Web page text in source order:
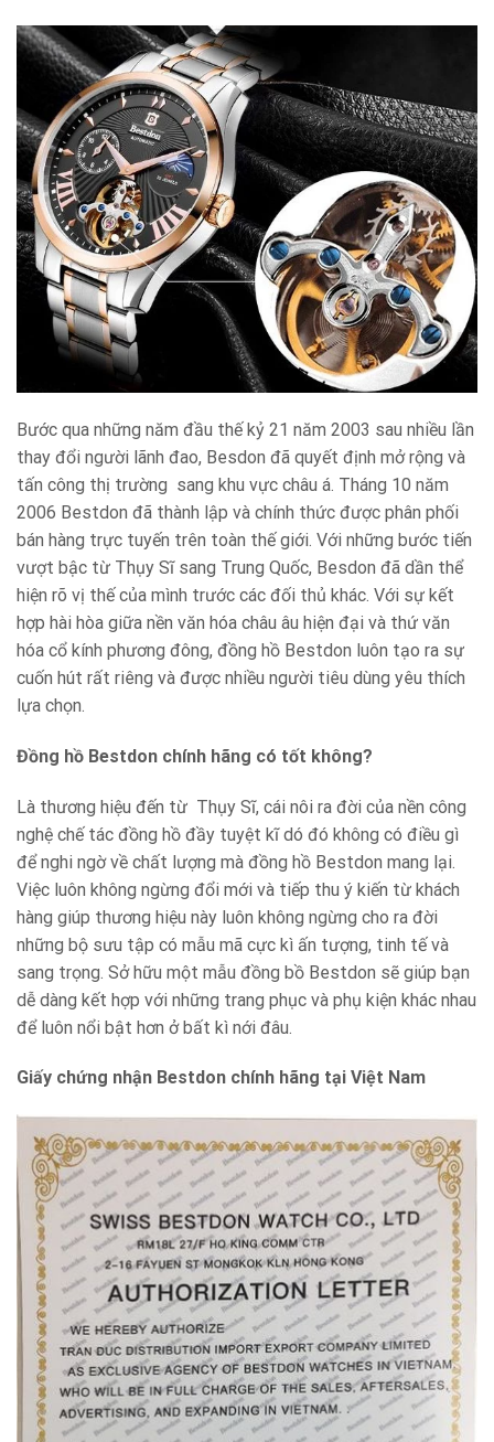
Bước qua những năm đầu thế kỷ 21 năm 2003 sau nhiều lần
thay đổi người lãnh đao, Besdon đã quyết định mở rộng và
tấn công thị trường sang khu vực châu á. Tháng 10 năm
2006 Bestdon đã thành lập và chính thức được phân phối
bán hàng trực tuyến trên toàn thế giới. Với những bước tiến
vượt bậc từ Thụy Sĩ sang Trung Quốc, Besdon đã dần thể
hiện rõ vị thế của mình trước các đối thủ khác. Với sự kết
hợp hài hòa giữa nền văn hóa châu âu hiện đại và thứ văn
hóa cổ kính phương đông, đồng hồ Bestdon luôn tạo ra sự
cuốn hút rất riêng và được nhiều người tiêu dùng yêu thích
lựa chọn.
Đồng hồ Bestdon chính hãng có tốt không?
Là thương hiệu đến từ Thụy Sĩ, cái nôi ra đời của nền công
nghệ chế tác đồng hồ đầy tuyệt kĩ dó đó không có điều gì
để nghi ngờ về chất lượng mà đồng hồ Bestdon mang lại.
Việc luôn không ngừng đổi mới và tiếp thu ý kiến từ khách
hàng giúp thương hiệu này luôn không ngừng cho ra đời
những bộ sưu tập có mẫu mã cực kì ấn tượng, tinh tế và
sang trọng. Sở hữu một mẫu đồng bồ Bestdon sẽ giúp bạn
dễ dàng kết hợp với những trang phục và phụ kiện khác nhau
để luôn nổi bật hơn ở bất kì nới đâu.
Giấy chứng nhận Bestdon chính hãng tại Việt Nam